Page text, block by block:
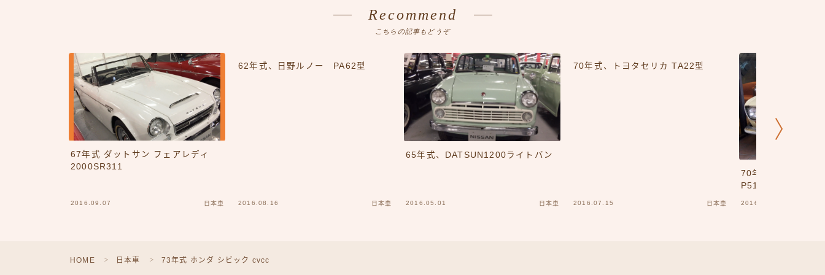
Recommend
こちらの記事もどうぞ
67年式 ダットサン フェアレディ
2000SR311
2016.09.07 日本車
62年式、日野ルノー PA62型
2016.08.16 日本車
65年式、DATSUN1200ライトバン
2016.05.01 日本車
70年式、トヨタセリカ TA22型
2016.07.15 日本車
70年式 日産 ブル
P510
2016.07.08
HOME ＞ 日本車 ＞ 73年式 ホンダ シビック cvcc